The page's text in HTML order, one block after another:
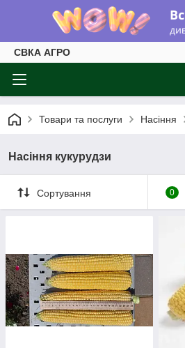
СВКА АГРО
Товари та послуги Насіння
Насіння кукурудзи
Сортування 0